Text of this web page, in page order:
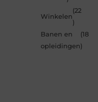
Winkelen
(22
)
Banen en
opleidingen
(18
)